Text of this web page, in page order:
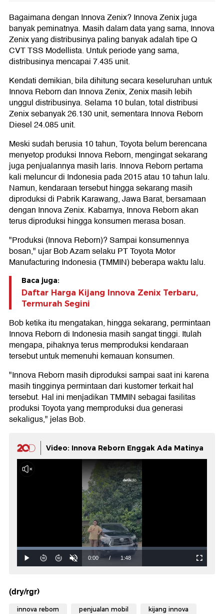
Bagaimana dengan Innova Zenix? Innova Zenix juga
banyak peminatnya. Masih dalam data yang sama, Innova
Zenix yang distribusinya paling banyak adalah tipe Q
CVT TSS Modellista. Untuk periode yang sama,
distribusinya mencapai 7.435 unit.
Kendati demikian, bila dihitung secara keseluruhan untuk
Innova Reborn dan Innova Zenix, Zenix masih lebih
unggul distribusinya. Selama 10 bulan, total distribusi
Zenix sebanyak 26.130 unit, sementara Innova Reborn
Diesel 24.085 unit.
Meski sudah berusia 10 tahun, Toyota belum berencana
menyetop produksi Innova Reborn, mengingat sekarang
juga penjualannya masih laris. Innova Reborn pertama
kali meluncur di Indonesia pada 2015 atau 10 tahun lalu.
Namun, kendaraan tersebut hingga sekarang masih
diproduksi di Pabrik Karawang, Jawa Barat, bersamaan
dengan Innova Zenix. Kabarnya, Innova Reborn akan
terus diproduksi hingga konsumen merasa bosan.
"Produksi (Innova Reborn)? Sampai konsumennya
bosan," ujar Bob Azam selaku PT Toyota Motor
Manufacturing Indonesia (TMMIN) beberapa waktu lalu.
Baca juga:
Daftar Harga Kijang Innova Zenix Terbaru,
Termurah Segini
Bob ketika itu mengatakan, hingga sekarang, permintaan
Innova Reborn di Indonesia masih sangat tinggi. Itulah
mengapa, pihaknya terus memproduksi kendaraan
tersebut untuk memenuhi kemauan konsumen.
"Innova Reborn masih diproduksi sampai saat ini karena
masih tingginya permintaan dari kustomer terkait hal
tersebut. Hal ini menjadikan TMMIN sebagai fasilitas
produksi Toyota yang memproduksi dua generasi
sekaligus," jelas Bob.
Video: Innova Reborn Enggak Ada Matinya
(dry/rgr)
innova reborn penjualan mobil kijang innova